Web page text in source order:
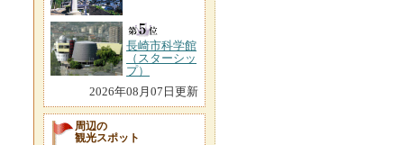
長崎市科学館
（スターシッ
プ）
2026年08月07日更新
周辺の
観光スポット